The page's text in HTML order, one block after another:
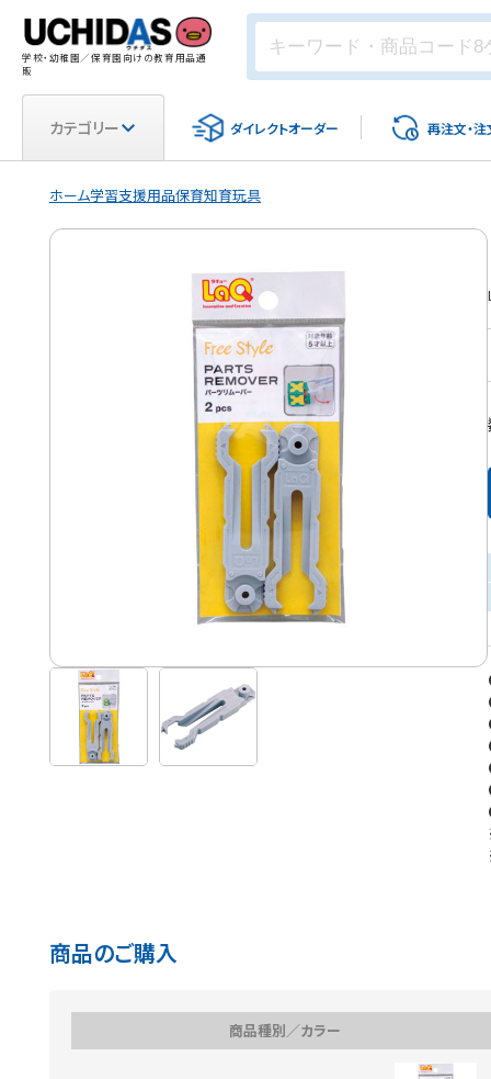
学校・幼稚園／保育園向けの教育用品通
販
カテゴリー ダイレクトオーダー 再注文・注
ホーム学習支援用品保育知育玩具
商品のご購入
商品種別／カラー